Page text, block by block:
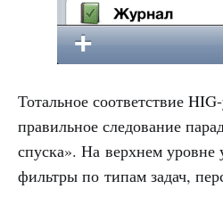
Тотальное соответствие
правильное следование
спуска». На верхнем
фильтры по типам задач,